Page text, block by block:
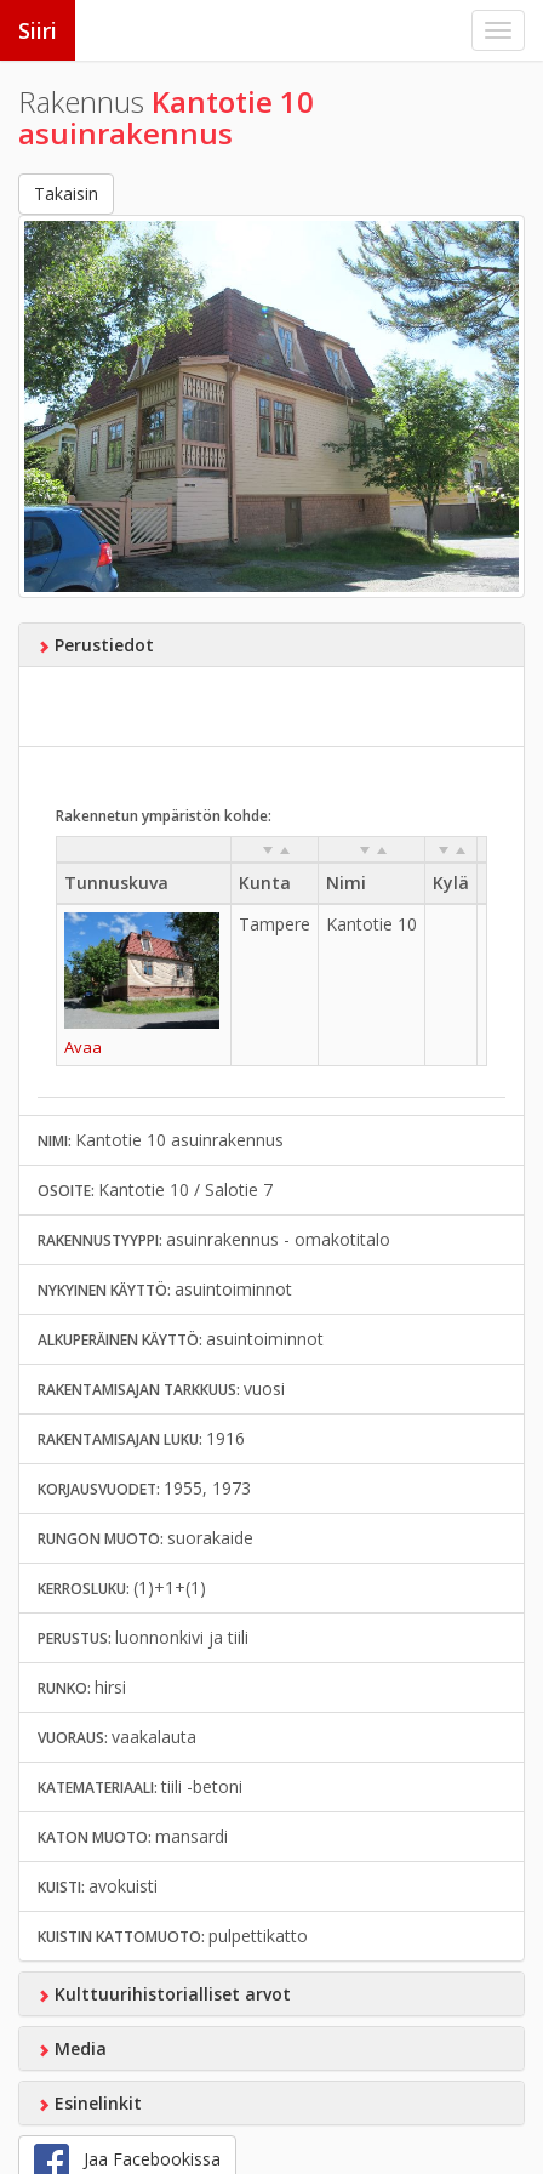
Siiri
Rakennus Kantotie 10
asuinrakennus
Takaisin
Perustiedot
Rakennetun ympäristön kohde:
Tunnuskuva Kunta Nimi Kylä
Avaa
Tampere Kantotie 10
NIMI: Kantotie 10 asuinrakennus
OSOITE: Kantotie 10 / Salotie 7
RAKENNUSTYYPPI: asuinrakennus - omakotitalo
NYKYINEN KÄYTTÖ: asuintoiminnot
ALKUPERÄINEN KÄYTTÖ: asuintoiminnot
RAKENTAMISAJAN TARKKUUS: vuosi
RAKENTAMISAJAN LUKU: 1916
KORJAUSVUODET: 1955, 1973
RUNGON MUOTO: suorakaide
KERROSLUKU: (1)+1+(1)
PERUSTUS: luonnonkivi ja tiili
RUNKO: hirsi
VUORAUS: vaakalauta
KATEMATERIAALI:tiili -betoni
KATON MUOTO: mansardi
KUISTI: avokuisti
KUISTIN KATTOMUOTO: pulpettikatto
Kulttuurihistorialliset arvot
Media
Esinelinkit
Jaa Facebookissa